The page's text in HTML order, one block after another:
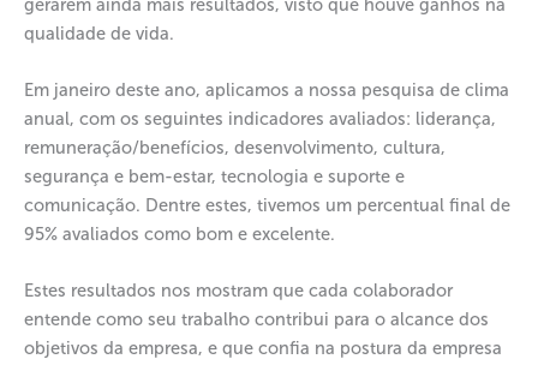
gerarem ainda mais resultados, visto que houve ganhos na
qualidade de vida.
Em janeiro deste ano, aplicamos a nossa pesquisa de clima
anual, com os seguintes indicadores avaliados: liderança,
remuneração/benefícios, desenvolvimento, cultura,
segurança e bem-estar, tecnologia e suporte e
comunicação. Dentre estes, tivemos um percentual final de
95% avaliados como bom e excelente.
Estes resultados nos mostram que cada colaborador
entende como seu trabalho contribui para o alcance dos
objetivos da empresa, e que confia na postura da empresa